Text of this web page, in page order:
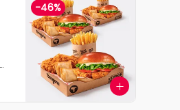
-46%